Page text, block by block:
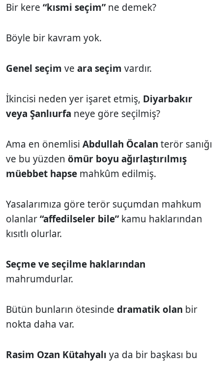
Bir kere “kısmi seçim”ne demek?
Böyle bir kavram yok.
Genel seçim ve ara seçim vardır.
İkincisi neden yer işaret etmiş, Diyarbakır
veya Şanlıurfa neye göre seçilmiş?
Ama en önemlisi Abdullah Öcalan terör sanığı
ve bu yüzden ömür boyu ağırlaştırılmış
müebbet hapse mahkûm edilmiş.
Yasalarımıza göre terör suçumdan mahkum
olanlar“affedilseler bile”kamu haklarından
kısıtlı olurlar.
Seçme ve seçilme haklarından
mahrumdurlar.
Bütün bunların ötesinde dramatik olan bir
nokta daha var.
Rasim Ozan Kütahyalı ya da bir başkası bu